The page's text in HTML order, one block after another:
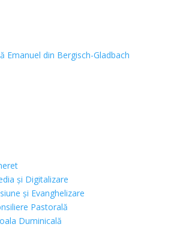
și Digitalizare
și Evanghelizare
Pastorală
Duminicală